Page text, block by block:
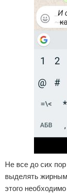
Не все до сих
выделять
этого